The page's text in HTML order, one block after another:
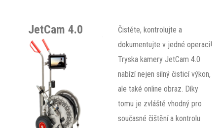
JetCam 4.0
Čistěte, kontrolujte a
dokumentujte v jedné operaci!
Tryska kamery JetCam 4.0
nabízí nejen silný čisticí výkon,
ale také online obraz. Díky
tomu je zvláště vhodný pro
současné čištění a kontrolu